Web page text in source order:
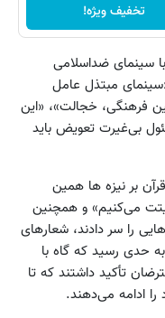
تخفیف ویژه!
سینمای ضد‌اسلامی
مبتذل عامل
فرهنگی،‌ خجالت»، «این
بی‌غیرت تعویض باید
بر نیزه ها همین
می‌کنیم» و همچنین
را سر دادند، شعارهای
حدی رسید که گاه با
تأکید داشتند که تا
ادامه می‌دهند.